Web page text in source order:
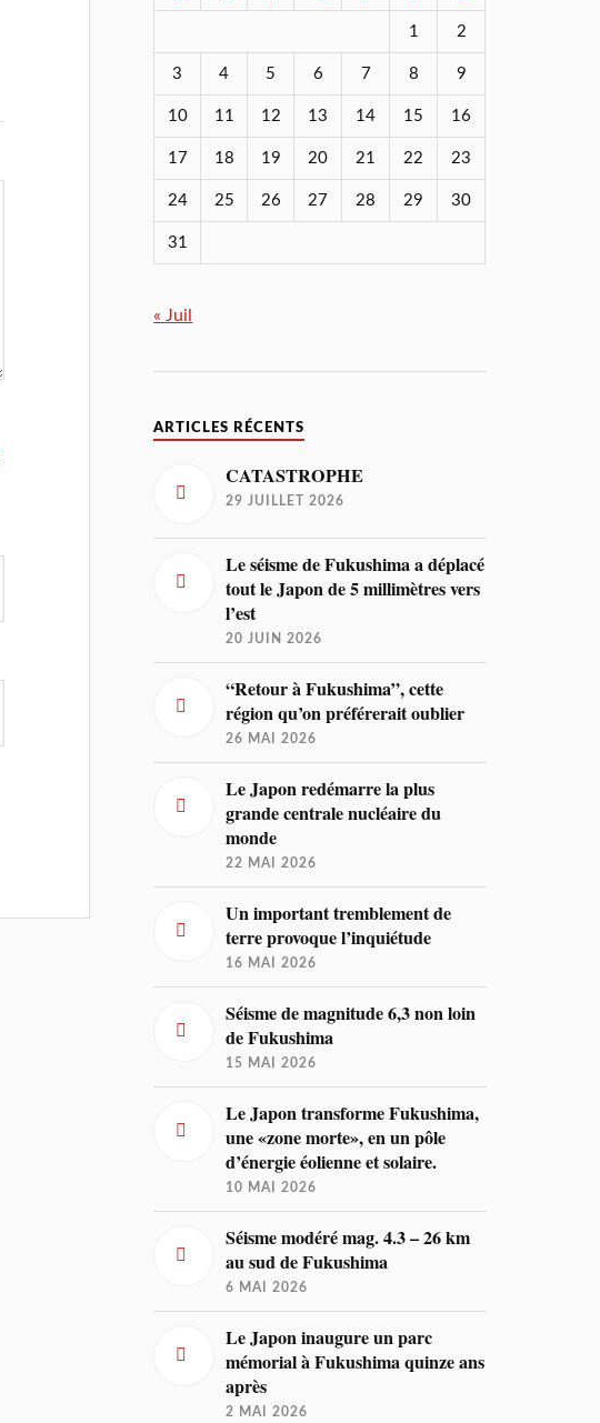
1 2
3 4 5 6 7 8 9
10 11 12 13 14 15 16
17 18 19 20 21 22 23
24 25 26 27 28 29 30
31
« Juil
ARTICLES RÉCENTS
CATASTROPHE
29 JUILLET 2026
Le séisme de Fukushima a déplacé
tout le Japon de 5 millimètres vers
l’est
20 JUIN 2026
“Retour à Fukushima”, cette
région qu’on préférerait oublier
26 MAI 2026
Le Japon redémarre la plus
grande centrale nucléaire du
monde
22 MAI 2026
Un important tremblement de
terre provoque l’inquiétude
16 MAI 2026
Séisme de magnitude 6,3 non loin
de Fukushima
15 MAI 2026
Le Japon transforme Fukushima,
une «zone morte», en un pôle
d’énergie éolienne et solaire.
10 MAI 2026
Séisme modéré mag. 4.3 – 26 km
au sud de Fukushima
6 MAI 2026
Le Japon inaugure un parc
mémorial à Fukushima quinze ans
après
2 MAI 2026